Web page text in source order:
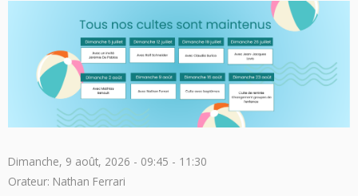
Dimanche, 9 août, 2026 - 09:45 - 11:30
Orateur: Nathan Ferrari